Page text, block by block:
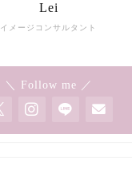
イメージコンサルタント
Lei
＼ Follow me ／